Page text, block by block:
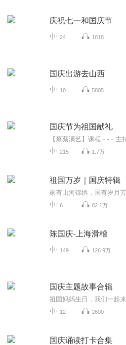
庆祝七一和国庆节
24 1818
国庆出游去山西
10 5805
国庆节为祖国献礼
215 1.7万
祖国万岁｜国庆特辑
6 82.1万
陈国庆-上海滑稽
149 126.9万
国庆主题故事合辑
12 2600
国庆诵读打卡合集